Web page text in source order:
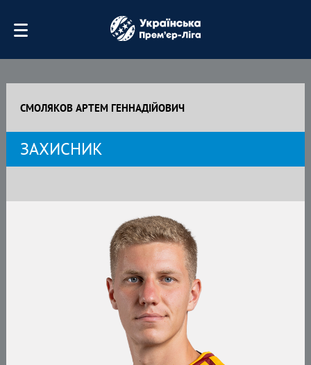
СМОЛЯКОВ АРТЕМ ГЕННАДІЙОВИЧ
ЗАХИСНИК